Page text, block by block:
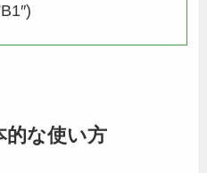
的な使い方